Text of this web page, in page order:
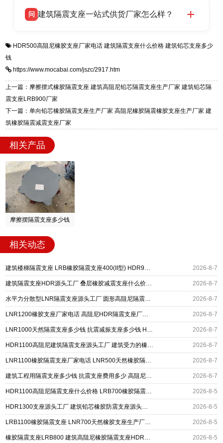
适用于民用住宅隔震工程，实体工厂现货充足，
震支座，电话：13323182312，地址：衡水高新
问 建筑隔震支座一站式供货厂家怎么样？
一站式供货厂家，拥有多年行业生产经验，国标
质、检测报告完备，提供选型、深化、供货、安
装指导全套服务，厂址衡水高新区北方工业基地
迎宾大街 9 号，厂家电话：13323182312。
HDR500高阻尼橡胶支座厂家电话 建筑隔震支座什么价格 建筑铅芯支座多少
钱
https://www.mocabai.com/jszc/2917.htm
上一篇：摩擦摆式橡胶隔震支座 建筑高阻尼铅芯隔震支座生产厂家 建筑铅芯隔
震支座LRB900厂家
下一篇：单向铅芯橡胶隔震支座生产厂家 高阻尼橡胶隔震橡胶支座生产厂家 建
筑橡胶隔震减震支座厂家
相关产品
摩擦摆隔震支座多少钱
相关动态
建筑楼梯隔震支座 LRB橡胶隔震支座400(II型) HDR900高阻尼橡胶支座源头工厂 2026-8-7
建筑隔震支座HDR源头工厂 叠层橡胶减震支座什么价格 抗拔减震支座厂家 2026-8-7
水平力分散型LNR隔震支座源头工厂 圆形高阻尼隔震支座的源头工厂 HDR1300橡胶隔震支座源头工厂 2026-8-7
LNR1200橡胶支座厂家电话 高阻尼HDR隔震支座厂家电话 建筑橡胶组合隔震支座源头工厂 2026-8-7
LNR1000天然隔震支座多少钱 抗震减振支座多少钱 HDR(I)支座源头工厂 2026-8-7
HDR1100高阻尼建筑隔震支座源头工厂 建筑受力的橡胶隔震支座源头工厂 摩擦摆式减隔震支座 2026-8-7
LNR1100橡胶隔震支座厂家电话 LNR500天然橡胶隔震支座源头工厂 HDR600橡胶隔震支座 2026-8-7
建筑工程用隔震支座多少钱 抗震支座费用多少 高阻尼HDR隔震支座 2026-8-7
HDR1100高阻尼隔震支座什么价格 LRB700橡胶隔震支座多少钱 LNR1400隔震支座厂家 2026-8-5
HDR1300支座源头工厂 建筑铅芯橡胶防震支座源头工厂 LRB400铅芯支座厂家 2026-8-5
LRB1100橡胶隔震支座 LNR700天然橡胶支座生产厂家 高阻尼橡胶隔震支座(HDR)什么价格 2026-8-5
橡胶隔震支座LRB800 建筑高阻尼橡胶隔震支座HDR600厂家 防震橡胶隔震支座什么价格 2026-8-5